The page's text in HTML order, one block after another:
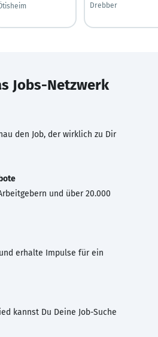
Drebber
Jobs-Netzwerk
den Job, der wirklich zu Dir
und über 20.000
erhalte Impulse für ein
kannst Du Deine Job-Suche